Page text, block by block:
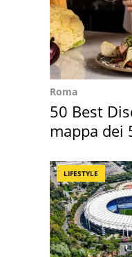
Roma
50 Best
mappa dei
LIFESTYLE